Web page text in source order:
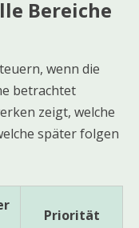
Bereiche
wenn die
betrachtet
zeigt, welche
später folgen
Priorität